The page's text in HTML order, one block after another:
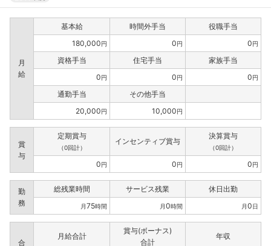
月
給
基本給 時間外手当
役職手当
180,000円 0円 0円
資格手当 住宅手当
家族手当
0円 0円 0円
通勤手当
その他手当
20,000円 10,000円
賞
与
定期賞与
（0回計）
インセンティブ賞与
決算賞与
（0回計）
0円 0円 0円
勤
務
総残業時間 サービス残業 休日出勤
月75時間 月0時間 月0日
合
月給合計
賞与(ボーナス)
合計
年収